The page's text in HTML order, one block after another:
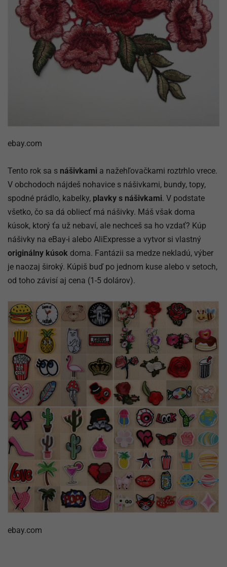
ebay.com
Tento rok sa s nášivkami a nažehľovačkami roztrhlo vrece.
V obchodoch nájdeš nohavice s nášivkami, bundy, topy,
spodné prádlo, kabelky, plavky s nášivkami. V podstate
všetko, čo sa dá obliecť má nášivky. Máš však doma
kúsok, ktorý ťa už nebaví, ale nechceš sa ho vzdať? Kúp
nášivky na eBay-i alebo AliExpresse a vytvor si vlastný
originálny kúsok doma. Fantázii sa medze nekladú, výber
je naozaj široký. Kúpiš buď po jednom kuse alebo v setoch,
od toho závisí aj cena (1-5 dolárov).
ebay.com